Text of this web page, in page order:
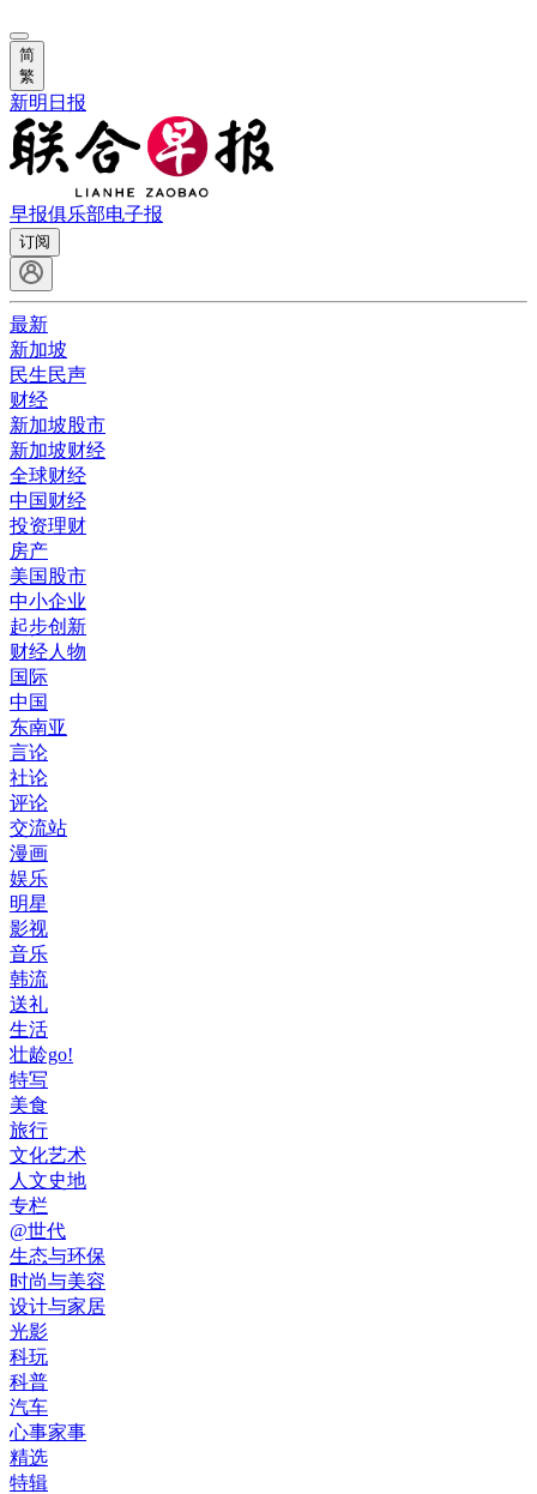
简
繁
新明日报
早报俱乐部电子报
订阅
最新
新加坡
民生民声
财经
新加坡股市
新加坡财经
全球财经
中国财经
投资理财
房产
美国股市
中小企业
起步创新
财经人物
国际
中国
东南亚
言论
社论
评论
交流站
漫画
娱乐
明星
影视
音乐
韩流
送礼
生活
壮龄go!
特写
美食
旅行
文化艺术
人文史地
专栏
@世代
生态与环保
时尚与美容
设计与家居
光影
科玩
科普
汽车
心事家事
精选
特辑